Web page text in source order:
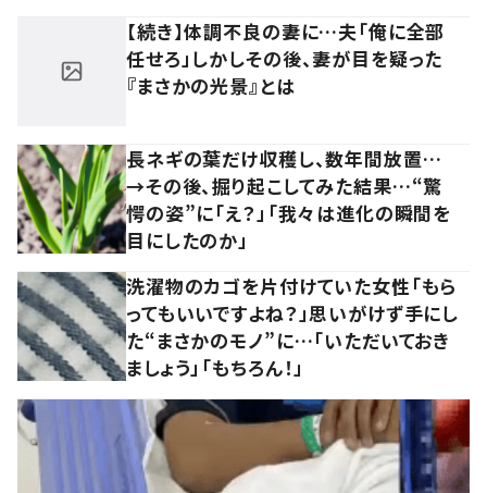
【続き】体調不良の妻に…夫「俺に全部
任せろ」しかしその後、妻が目を疑った
『まさかの光景』とは
長ネギの葉だけ収穫し、数年間放置…
→その後、掘り起こしてみた結果…“驚
愕の姿”に「え？」「我々は進化の瞬間を
目にしたのか」
洗濯物のカゴを片付けていた女性「もら
ってもいいですよね？」思いがけず手にし
た“まさかのモノ”に…「いただいておき
ましょう」「もちろん！」